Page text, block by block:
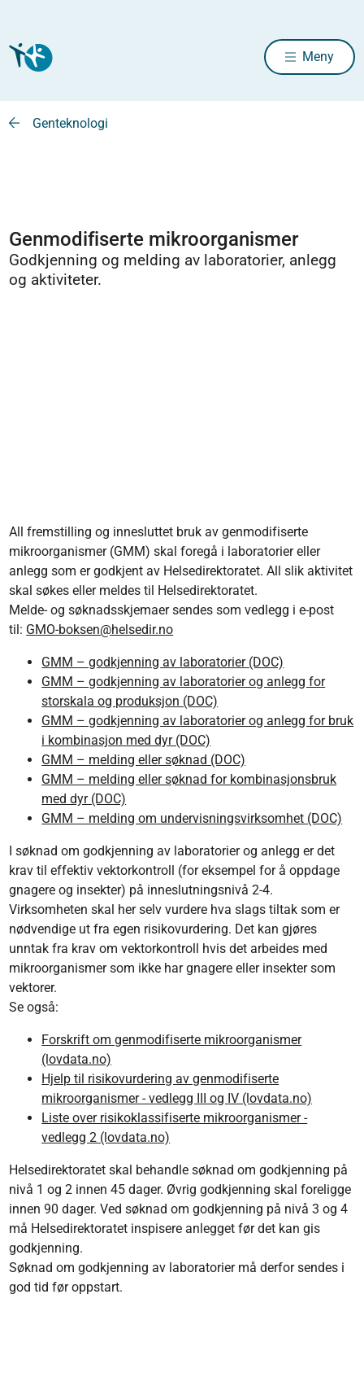
Meny
Genteknologi
Genmodifiserte mikroorganismer
Godkjenning og melding av laboratorier, anlegg
og aktiviteter.
All fremstilling og innesluttet bruk av genmodifiserte
mikroorganismer (GMM) skal foregå i laboratorier eller
anlegg som er godkjent av Helsedirektoratet. All slik aktivitet
skal søkes eller meldes til Helsedirektoratet.
Melde- og søknadsskjemaer sendes som vedlegg i e-post
til: GMO-boksen@helsedir.no
GMM – godkjenning av laboratorier (DOC)
GMM – godkjenning av laboratorier og anlegg for
storskala og produksjon (DOC)
GMM – godkjenning av laboratorier og anlegg for bruk
i kombinasjon med dyr (DOC)
GMM – melding eller søknad (DOC)
GMM – melding eller søknad for kombinasjonsbruk
med dyr (DOC)
GMM – melding om undervisningsvirksomhet (DOC)
I søknad om godkjenning av laboratorier og anlegg er det
krav til effektiv vektorkontroll (for eksempel for å oppdage
gnagere og insekter) på inneslutningsnivå 2-4.
Virksomheten skal her selv vurdere hva slags tiltak som er
nødvendige ut fra egen risikovurdering. Det kan gjøres
unntak fra krav om vektorkontroll hvis det arbeides med
mikroorganismer som ikke har gnagere eller insekter som
vektorer.
Se også:
Forskrift om genmodifiserte mikroorganismer
(lovdata.no)
Hjelp til risikovurdering av genmodifiserte
mikroorganismer - vedlegg III og IV (lovdata.no)
Liste over risikoklassifiserte mikroorganismer -
vedlegg 2 (lovdata.no)
Helsedirektoratet skal behandle søknad om godkjenning på
nivå 1 og 2 innen 45 dager. Øvrig godkjenning skal foreligge
innen 90 dager. Ved søknad om godkjenning på nivå 3 og 4
må Helsedirektoratet inspisere anlegget før det kan gis
godkjenning.
Søknad om godkjenning av laboratorier må derfor sendes i
god tid før oppstart.